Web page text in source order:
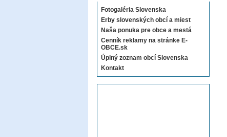
Fotogaléria Slovenska
Erby slovenských obcí a miest
Naša ponuka pre obce a mestá
Cenník reklamy na stránke E-
OBCE.sk
Úplný zoznam obcí Slovenska
Kontakt